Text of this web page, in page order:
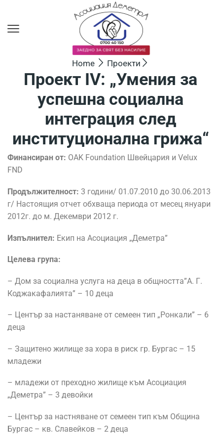
Home Проекти
Проект IV: „Умения за
успешна социална
интеграция след
институционална грижа“
Финансиран от: OAK Foundation Швейцария и Velux
FND
Продължителност: 3 години/ 01.07.2010 до 30.06.2013
г/ Настоящия отчет обхваща периода от месец януари
2012г. до м. Декември 2012 г.
Изпълнител: Екип на Асоциация „Деметра”
Целева група:
– Дом за социална услуга на деца в общността”А. Г.
Коджакафалията” – 10 деца
– Център за настаняване от семеен тип „Ронкали” – 6
деца
– Защитено жилище за хора в риск гр. Бургас – 15
младежи
– младежи от преходно жилище към Асоциация
„Деметра” – 3 девойки
– Център за настняване от семеен тип към Община
Бургас – кв. Славейков – 2 деца